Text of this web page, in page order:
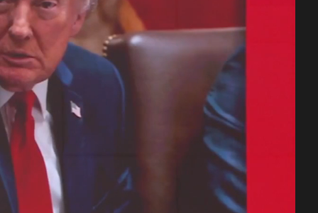
أخبار الشرق